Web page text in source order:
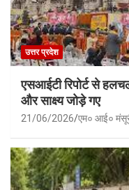
उत्तर प्रदेश
एसआईटी रिपोर्ट से
और साक्ष्य जोड़े गए
21/06/2026 एम० आई०